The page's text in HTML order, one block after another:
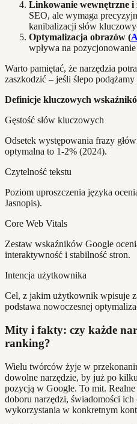
Linkowanie wewnętrzne i
SEO, ale wymaga
kanibalizacji słów
Optymalizacja obrazów (
wpływa na
Warto pamiętać, że narzędzia
zaszkodzić – jeśli ślepo
Definicje kluczowych
Gęstość słów kluczowych
Odsetek występowania frazy
optymalna to 1-2% (2024).
Czytelność tekstu
Poziom uproszczenia języka
Jasnopis).
Core Web Vitals
Zestaw wskaźników Google
interaktywność i stabilność stron.
Intencja użytkownika
Cel, z jakim użytkownik wpisuje
podstawa nowoczesnej
Mity i fakty: czy każde
ranking?
Wielu twórców żyje w
dowolne narzędzie, by już po
pozycją w Google. To mit.
doboru narzędzi, świadomości ich
wykorzystania w konkretnym